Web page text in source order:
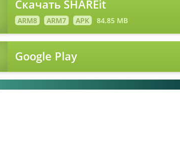
Скачать SHAREit
ARM8 ARM7 APK 84.85 MB
Google Play